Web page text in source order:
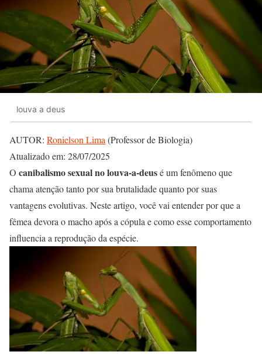
louva a deus
AUTOR: Ronielson Lima (Professor de Biologia)
Atualizado em: 28/07/2025
O canibalismo sexual no louva-a-deusé um fenômeno que
chama atenção tanto por sua brutalidade quanto por suas
vantagens evolutivas. Neste artigo, você vai entender por que a
fêmea devora o macho após a cópula e como esse comportamento
influencia a reprodução da espécie.